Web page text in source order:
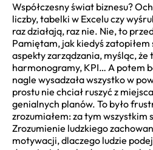
Współczesny świat biznesu?
liczby, tabelki w Excelu czy
raz działają, raz nie. Nie, to
Pamiętam, jak kiedyś
aspekty zarządzania, myśląc, że
harmonogramy, KPI… A potem
nagle wysadzała wszystko w
prostu nie chciał ruszyć z
genialnych planów. To było
zrozumiałem: za tym wszystkim
Zrozumienie ludzkiego
motywacji, dlaczego ludzie